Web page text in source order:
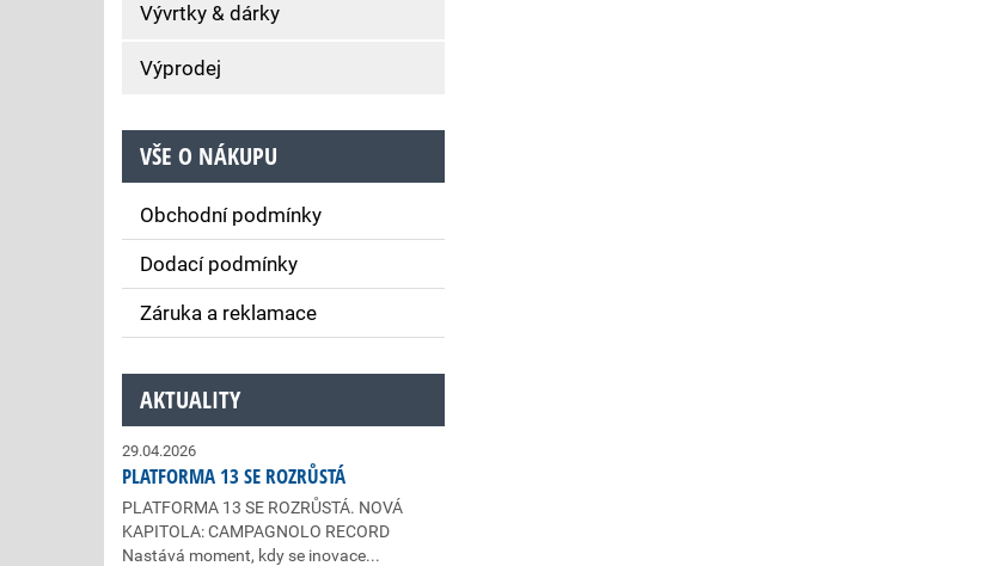
Vývrtky & dárky
Výprodej
VŠE O NÁKUPU
Obchodní podmínky
Dodací podmínky
Záruka a reklamace
AKTUALITY
29.04.2026
PLATFORMA 13 SE ROZRŮSTÁ
PLATFORMA 13 SE ROZRŮSTÁ. NOVÁ
KAPITOLA: CAMPAGNOLO RECORD
Nastává moment, kdy se inovace...